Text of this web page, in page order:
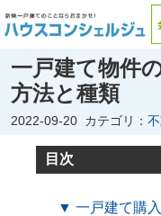
一戸建て物件
方法と種類
2022-09-20 カテゴリ：
目次
▼ 一戸建て購